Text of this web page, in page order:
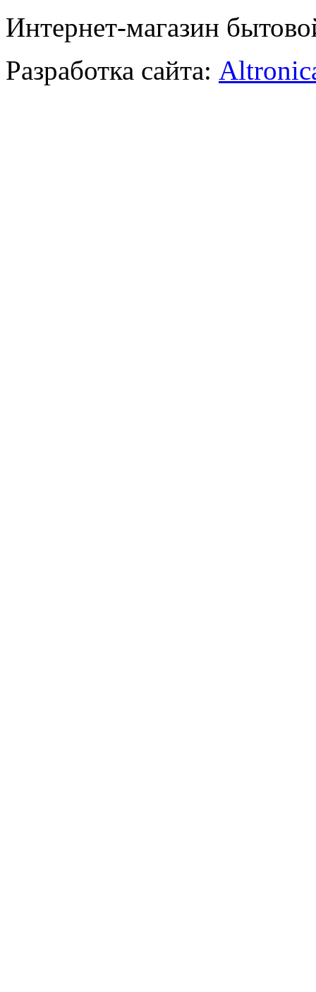
Интернет-магазин
Разработка сайта: